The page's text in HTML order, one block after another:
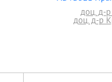
доц. д-
доц. д-р